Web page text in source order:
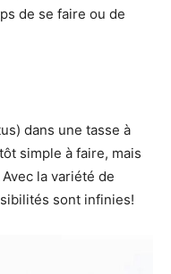
de se faire ou de
dans une tasse à
simple à faire, mais
la variété de
sont infinies!